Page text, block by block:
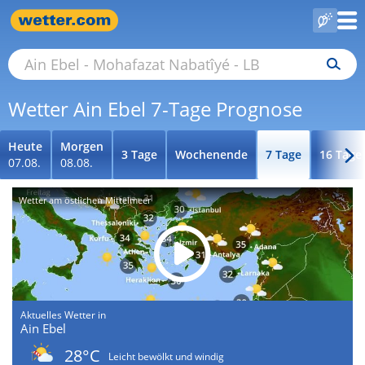
Wetter Ain Ebel 7-Tage Prognose
Heute
07.08.
Morgen
08.08.
3 Tage Wochenende 7 Tage 16 Tage
Wetter am östlichen Mittelmeer
Aktuelles Wetter in
Ain Ebel
28°C
Leicht bewölkt und windig